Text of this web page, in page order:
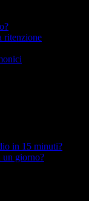
ritenzione
in 15 minuti?
un giorno?